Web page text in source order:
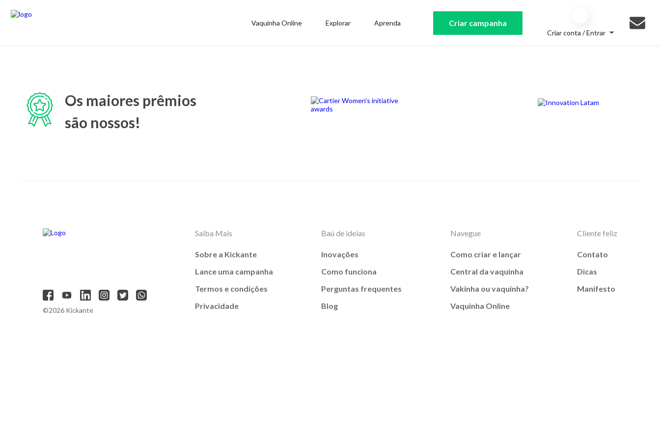
Vaquinha Online Explorar Aprenda Criar campanha
Criar conta / Entrar
Os maiores prêmios
são nossos!
©2026 Kickante
Saiba Mais
Sobre a Kickante
Lance uma campanha
Termos e condições
Privacidade
Baú de ideias
Inovações
Como funciona
Perguntas frequentes
Blog
Navegue
Como criar e lançar
Central da vaquinha
Vakinha ou vaquinha?
Vaquinha Online
Cliente feliz
Contato
Dicas
Manifesto